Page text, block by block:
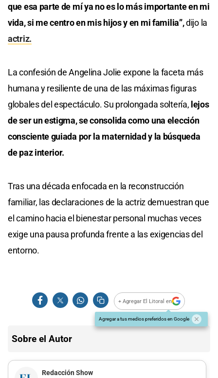
que esa parte de mí ya no es lo más importante en mi
vida, si me centro en mis hijos y en mi familia”,dijo la
actriz.
La confesión de Angelina Jolie expone la faceta más
humana y resiliente de una de las máximas figuras
globales del espectáculo. Su prolongada soltería, lejos
de ser un estigma, se consolida como una elección
consciente guiada por la maternidad y la búsqueda
de paz interior.
Tras una década enfocada en la reconstrucción
familiar, las declaraciones de la actriz demuestran que
el camino hacia el bienestar personal muchas veces
exige una pausa profunda frente a las exigencias del
entorno.
+ Agregar El Litoral en
Agregar a tus medios preferidos en Google
Sobre el Autor
Redacción Show